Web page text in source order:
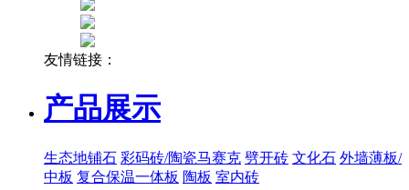
友情链接：
产品展示
生态地铺石 彩码砖/陶瓷马赛克 劈开砖 文化石 外墙薄板/
中板 复合保温一体板 陶板 室内砖